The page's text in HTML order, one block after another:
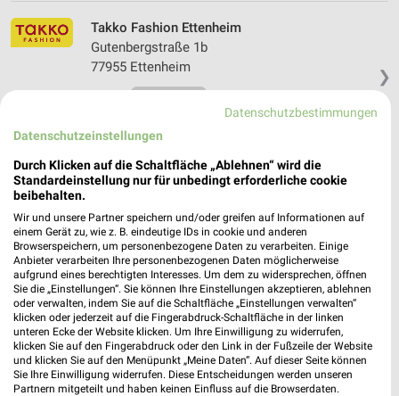
❯
Takko Fashion Ettenheim
Gutenbergstraße 1b
77955 Ettenheim
Takko Fashion Neuenburg am Rhein
79395 Neuenburg am Rhein
Heute geschlossen
38,66 km
Datenschutzbestimmungen
Datenschutzeinstellungen
Durch Klicken auf die Schaltfläche „Ablehnen“ wird die
Standardeinstellung nur für unbedingt erforderliche cookie
beibehalten.
Wir und unsere Partner speichern und/oder greifen auf Informationen auf
einem Gerät zu, wie z. B. eindeutige IDs in cookie und anderen
Browserspeichern, um personenbezogene Daten zu verarbeiten. Einige
Anbieter verarbeiten Ihre personenbezogenen Daten möglicherweise
aufgrund eines berechtigten Interesses. Um dem zu widersprechen, öffnen
Sie die „Einstellungen“. Sie können Ihre Einstellungen akzeptieren, ablehnen
oder verwalten, indem Sie auf die Schaltfläche „Einstellungen verwalten“
klicken oder jederzeit auf die Fingerabdruck-Schaltfläche in der linken
unteren Ecke der Website klicken. Um Ihre Einwilligung zu widerrufen,
klicken Sie auf den Fingerabdruck oder den Link in der Fußzeile der Website
und klicken Sie auf den Menüpunkt „Meine Daten“. Auf dieser Seite können
Sie Ihre Einwilligung widerrufen. Diese Entscheidungen werden unseren
Partnern mitgeteilt und haben keinen Einfluss auf die Browserdaten.